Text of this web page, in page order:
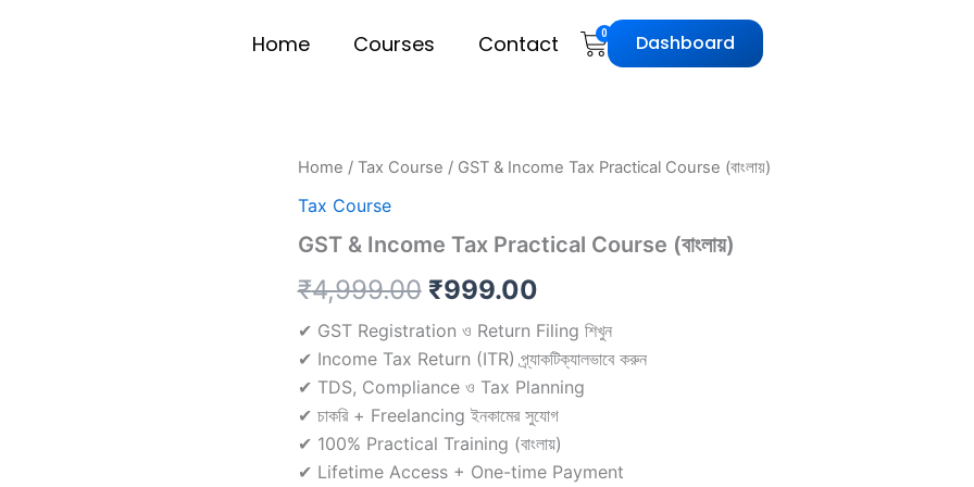
Home Courses Contact 0
Cart Dashboard
Home / Tax Course / GST & Income Tax Practical Course (বাংলায়)
Tax Course
GST & Income Tax Practical Course (বাংলায়)
₹4,999.00
Original
was:
₹4,999.00.
₹999.00
Current
is:
₹999.00.
✔ GST Registration ও Return Filing শিখুন
✔ Income Tax Return (ITR) প্র্যাকটিক্যালভাবে করুন
✔ TDS, Compliance ও Tax Planning
✔ চাকরি + Freelancing ইনকামের সুযোগ
✔ 100% Practical Training (বাংলায়)
✔ Lifetime Access + One-time Payment
GST
Income
Practical
(বাংলায়)